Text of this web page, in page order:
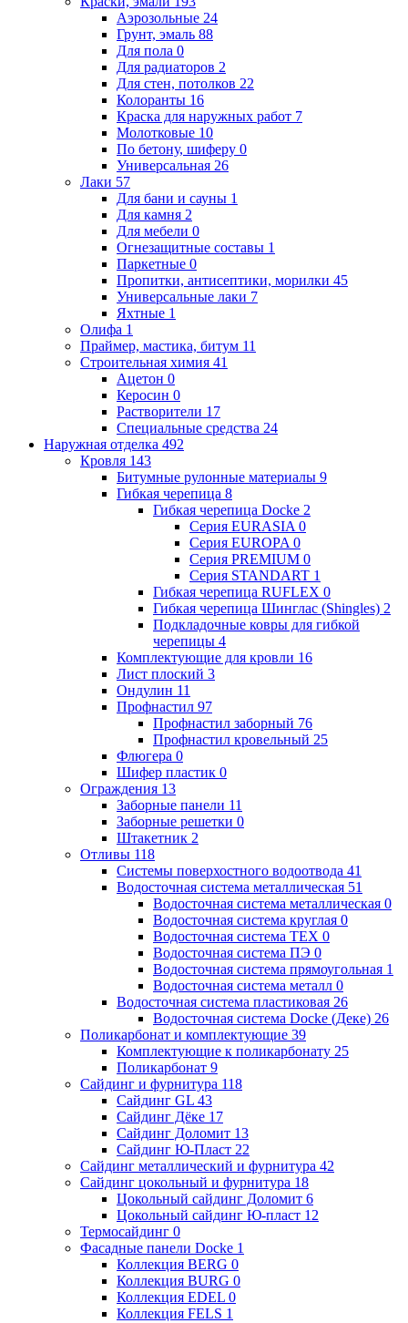
Аэрозольные 24
Грунт, эмаль 88
Для пола 0
Для радиаторов 2
Для стен, потолков 22
Колоранты 16
Краска для наружных работ 7
Молотковые 10
По бетону, шиферу 0
Универсальная 26
Лаки 57
Для бани и сауны 1
Для камня 2
Для мебели 0
Огнезащитные составы 1
Паркетные 0
Пропитки, антисептики, морилки 45
Универсальные лаки 7
Яхтные 1
Олифа 1
Праймер, мастика, битум 11
Строительная химия 41
Ацетон 0
Керосин 0
Растворители 17
Специальные средства 24
Наружная отделка 492
Кровля 143
Битумные рулонные материалы 9
Гибкая черепица 8
Гибкая черепица Docke 2
Серия EURASIA 0
Серия EUROPA 0
Серия PREMIUM 0
Серия STANDART 1
Гибкая черепица RUFLEX 0
Гибкая черепица Шинглас (Shingles) 2
Подкладочные ковры для гибкой
черепицы 4
Комплектующие для кровли 16
Лист плоский 3
Ондулин 11
Профнастил 97
Профнастил заборный 76
Профнастил кровельный 25
Флюгера 0
Шифер пластик 0
Ограждения 13
Заборные панели 11
Заборные решетки 0
Штакетник 2
Отливы 118
Системы поверхостного водоотвода 41
Водосточная система металлическая 51
Водосточная система металлическая 0
Водосточная система круглая 0
Водосточная система ТЕХ 0
Водосточная система ПЭ 0
Водосточная система прямоугольная 1
Водосточная система металл 0
Водосточная система пластиковая 26
Водосточная система Docke (Деке) 26
Поликарбонат и комплектующие 39
Комплектующие к поликарбонату 25
Поликарбонат 9
Сайдинг и фурнитура 118
Сайдинг GL 43
Сайдинг Дёке 17
Сайдинг Доломит 13
Сайдинг Ю-Пласт 22
Сайдинг металлический и фурнитура 42
Сайдинг цокольный и фурнитура 18
Цокольный сайдинг Доломит 6
Цокольный сайдинг Ю-пласт 12
Термосайдинг 0
Фасадные панели Docke 1
Коллекция BERG 0
Коллекция BURG 0
Коллекция EDEL 0
Коллекция FELS 1